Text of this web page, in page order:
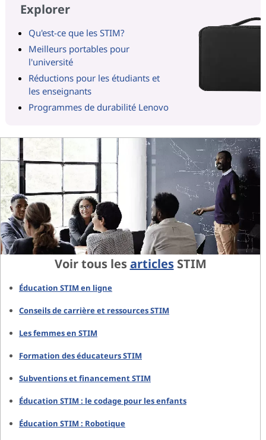
Explorer
Qu'est-ce que les STIM?
Meilleurs portables pour
l'université
Réductions pour les étudiants et
les enseignants
Programmes de durabilité Lenovo
Voir tous lesarticlesSTIM
Éducation STIM en ligne
Conseils de carrière et ressources STIM
Les femmes en STIM
Formation des éducateurs STIM
Subventions et financement STIM
Éducation STIM : le codage pour les enfants
Éducation STIM : Robotique